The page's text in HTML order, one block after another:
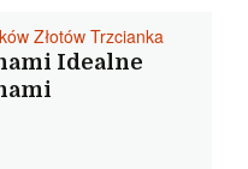
Złotów Trzcianka
Idealne